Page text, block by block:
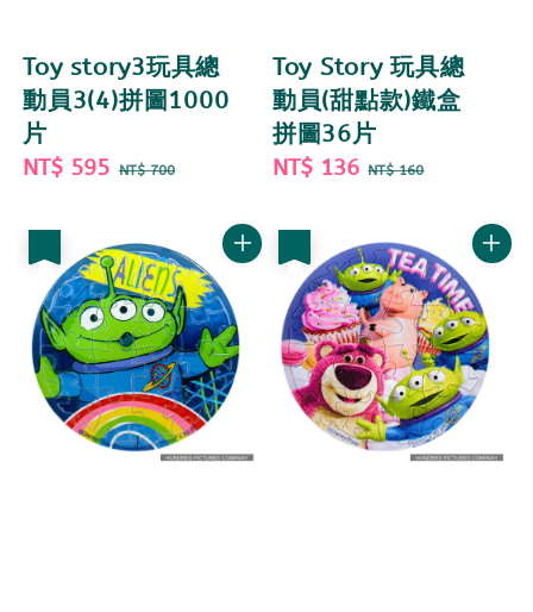
Toy story3玩具總
動員3(4)拼圖1000
片
Sale
NT$ 595 Regular
NT$ 700
Toy Story 玩具總
動員(甜點款)鐵盒
拼圖36片
Sale
NT$ 136 Regular
NT$ 160